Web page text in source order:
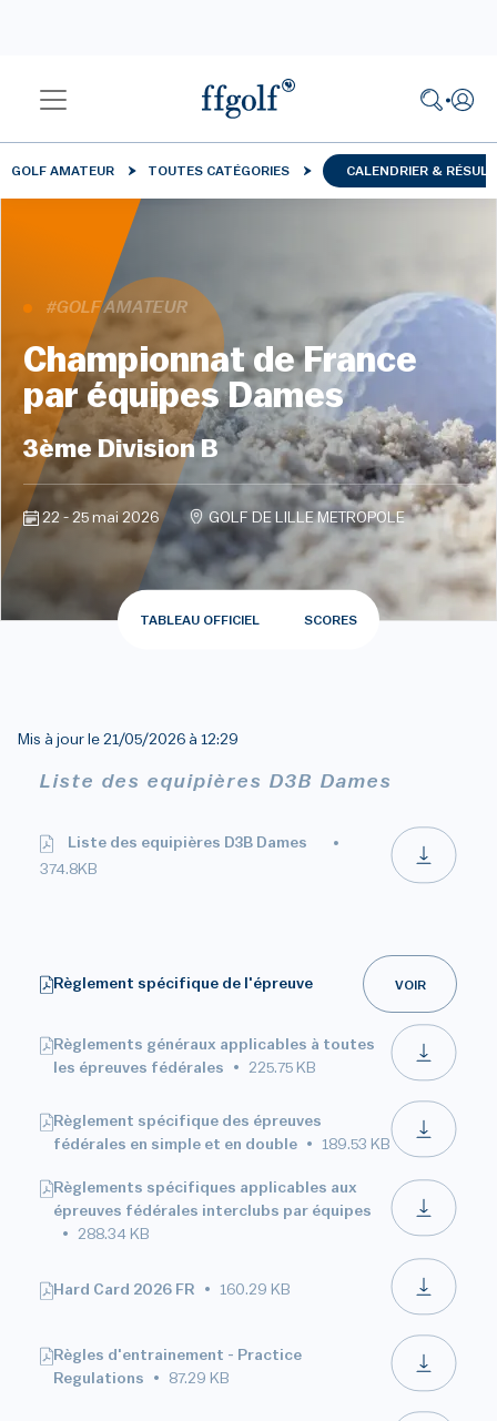
GOLF AMATEUR TOUTES CATÉGORIES CALENDRIER &
#GOLF AMATEUR
Championnat de France
par équipes Dames
3ème Division B
22 - 25 mai 2026 GOLF DE LILLE METROPOLE
TABLEAU OFFICIEL SCORES
Mis à jour le 21/05/2026 à 12:29
Liste des equipières D3B Dames
Liste des equipières D3B Dames
374.8KB
Règlement spécifique de l'épreuve VOIR
Règlements généraux applicables à toutes
les épreuves fédérales
225.75 KB
Règlement spécifique des épreuves
fédérales en simple et en double
189.53 KB
Règlements spécifiques applicables aux
épreuves fédérales interclubs par équipes
288.34 KB
Hard Card 2026 FR 160.29 KB
Règles d'entrainement - Practice
Regulations
87.29 KB